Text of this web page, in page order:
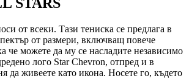
от всеки. Тази тениска се предлага в
от размери, включващ повече
че можете да му се насладите независимо
лого Star Chevron, отпред и в
да живеете като икона. Носете го, където